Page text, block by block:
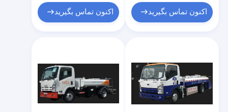
صفحه اصلی
محصولات
اکنون تماس بگیرید اکنون تماس بگیرید